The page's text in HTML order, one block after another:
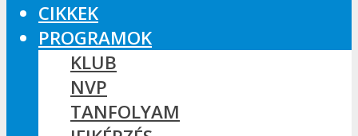
CIKKEK
PROGRAMOK
KLUB
NVP
TANFOLYAM